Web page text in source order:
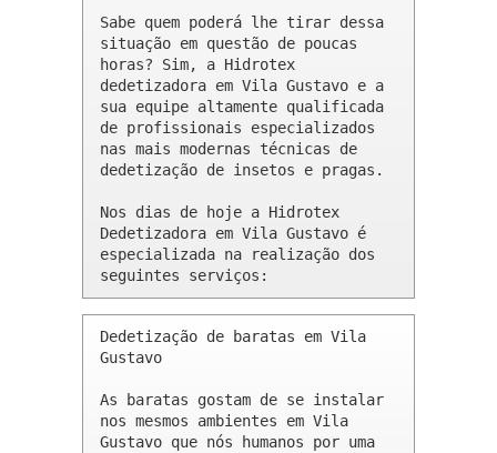
Sabe quem poderá lhe tirar dessa
situação em questão de poucas
horas? Sim, a Hidrotex
dedetizadora em Vila Gustavo e a
sua equipe altamente qualificada
de profissionais especializados
nas mais modernas técnicas de
dedetização de insetos e pragas.
Nos dias de hoje a Hidrotex
Dedetizadora em Vila Gustavo é
especializada na realização dos
seguintes serviços:
Dedetização de baratas em Vila
Gustavo
As baratas gostam de se instalar
nos mesmos ambientes em Vila
Gustavo que nós humanos por uma